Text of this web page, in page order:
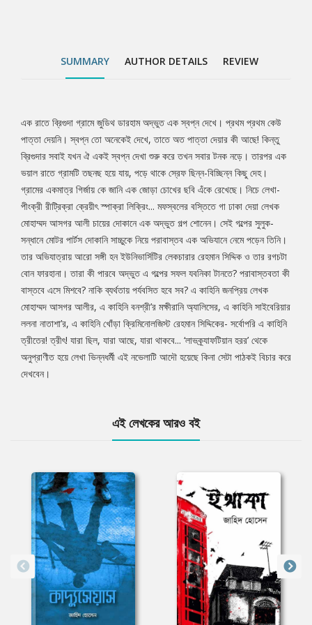
কাহিনি জনপ্রিয় লেখক মোহাম্মদ আসগর আলীর, এ কাহিনি বনশ্রী’র মক্ষীরানি
লেখা ভিন্নধর্মী এই নভেলাটি আদৌ হয়েছে কিনা সেটা পাঠকই বিচার করে
দেখবেন।
SUMMARY AUTHOR DETAILS REVIEW
Tab
Article
এক রাতে ব্রিগুদা গ্রামে জুডিথ ডারহাম অদ্ভুত এক স্বপ্ন দেখে। প্রথম প্রথম কেউ
পাত্তা দেয়নি। স্বপ্ন তো অনেকেই দেখে, তাতে অত পাত্তা দেয়ার কী আছে! কিন্তু
ব্রিগুদার সবাই যখন ঐ একই স্বপ্ন দেখা শুরু করে তখন সবার টনক নড়ে। তারপর এক
ভয়াল রাতে গ্রামটি তছনছ হয়ে যায়, পড়ে থাকে স্রেফ ছিন্ন-বিচ্ছিন্ন কিছু দেহ।
গ্রামের একমাত্র গির্জায় কে জানি এক জোড়া চোখের ছবি এঁকে রেখেছে। নিচে লেখা-
পীংক্রী রীট্রিক্রা ক্রেয়ীৎ স্পাক্রা লিক্রিং... মফস্বলের বস্তিতে গা ঢাকা দেয়া লেখক
মোহাম্মদ আসগর আলী চায়ের দোকানে এক অদ্ভুত গল্প শোনেন। সেই গল্পের সুলুক-
সন্ধানে মোটর পার্টস দোকানি সাচ্চুকে নিয়ে পরাবাস্তব এক অভিযানে নেমে পড়েন তিনি।
তার অভিযাত্রায় আরো সঙ্গী হন ইউনিভার্সিটির লেকচারার রেহমান সিদ্দিক ও তার রগচটা
বোন ফারহানা। তারা কী পারবে অদ্ভুত এ গল্পের সফল যবনিকা টানতে? পরাবাস্তবতা কী
বাস্তবে এসে মিশবে? নাকি ব্যর্থতায় পর্যবসিত হবে সব? এ কাহিনি জনপ্রিয় লেখক
মোহাম্মদ আসগর আলীর, এ কাহিনি বনশ্রী’র মক্ষীরানি অ্যালিসের, এ কাহিনি সাইবেরিয়ার
ললনা নাতাশা’র, এ কাহিনি খোঁড়া ক্রিমিনোলজিস্ট রেহমান সিদ্দিকের- সর্বোপরি এ কাহিনি
ত্রীতের! ত্রীৎ! যারা ছিল, যারা আছে, যারা থাকবে... ‘লাভক্র্যাফটিয়ান হরর’ থেকে
অনুপ্রাণীত হয়ে লেখা ভিন্নধর্মী এই নভেলাটি আদৌ হয়েছে কিনা সেটা পাঠকই বিচার করে
দেখবেন।
এই লেখকের আরও বই